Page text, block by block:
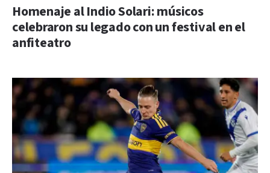
Homenaje al Indio Solari: músicos
celebraron su legado con un festival en el
anfiteatro